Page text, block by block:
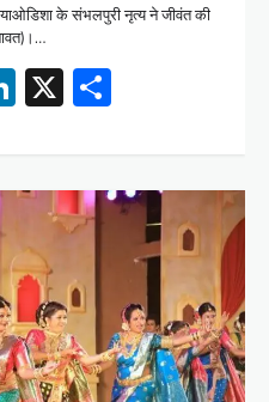
के संभलपुरी नृत्य ने जीवंत की
LinkedIn
X